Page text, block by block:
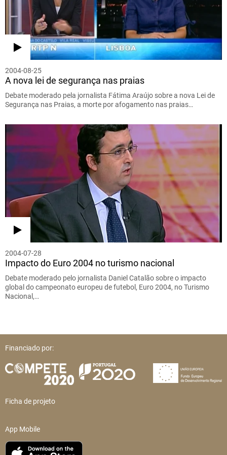
2004-08-25
A nova lei de segurança nas praias
Debate moderado pela jornalista Fátima Araújo sobre a nova Lei de
Segurança nas Praias, a morte por afogamento nas praias…
2004-07-28
Impacto do Euro 2004 no turismo nacional
Debate moderado pelo jornalista Daniel Catalão sobre o impacto
global do campeonato europeu de futebol, Euro 2004, no Turismo
Nacional,…
Financiado por:
Ficha de projeto
App Mobile